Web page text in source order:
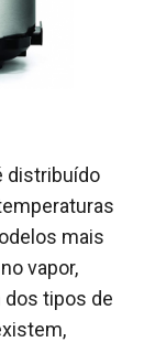
distribuído
mais
vapor,
dos tipos de